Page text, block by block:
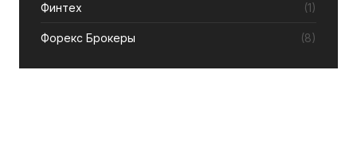
Финтех (1)
Форекс Брокеры (8)